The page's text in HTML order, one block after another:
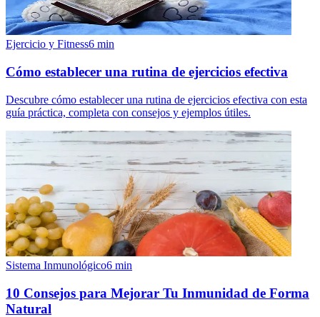
Ejercicio y Fitness6 min
Cómo establecer una rutina de ejercicios efectiva
Descubre cómo establecer una rutina de ejercicios efectiva con esta
guía práctica, completa con consejos y ejemplos útiles.
Sistema Inmunológico6 min
10 Consejos para Mejorar Tu Inmunidad de Forma
Natural